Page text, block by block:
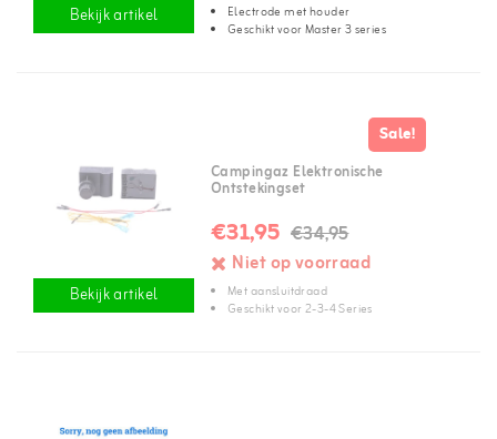
Bekijk artikel
Electrode met houder
Geschikt voor Master 3 series
Bekijk artikel
Sale!
Campingaz Elektronische
Ontstekingset
€31,95 €34,95
Niet op voorraad
Met aansluitdraad
Geschikt voor 2-3-4 Series